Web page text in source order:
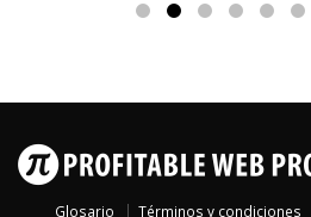
Glosario Términos y condiciones